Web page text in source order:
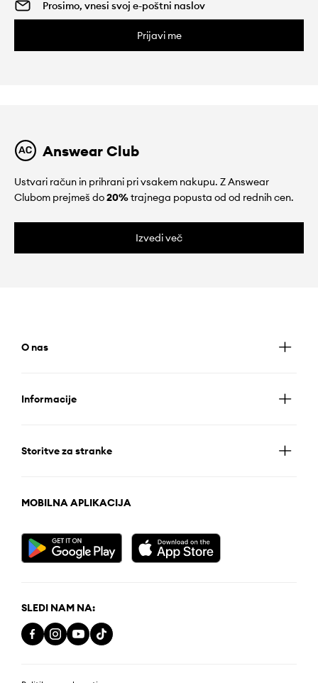
Prijavi me
Answear Club
Ustvari račun in prihrani pri vsakem nakupu. Z Answear
Clubom prejmeš do20%trajnega popusta od od rednih cen.
Izvedi več
O nas
Informacije
Storitve za stranke
MOBILNA APLIKACIJA
SLEDI NAM NA: